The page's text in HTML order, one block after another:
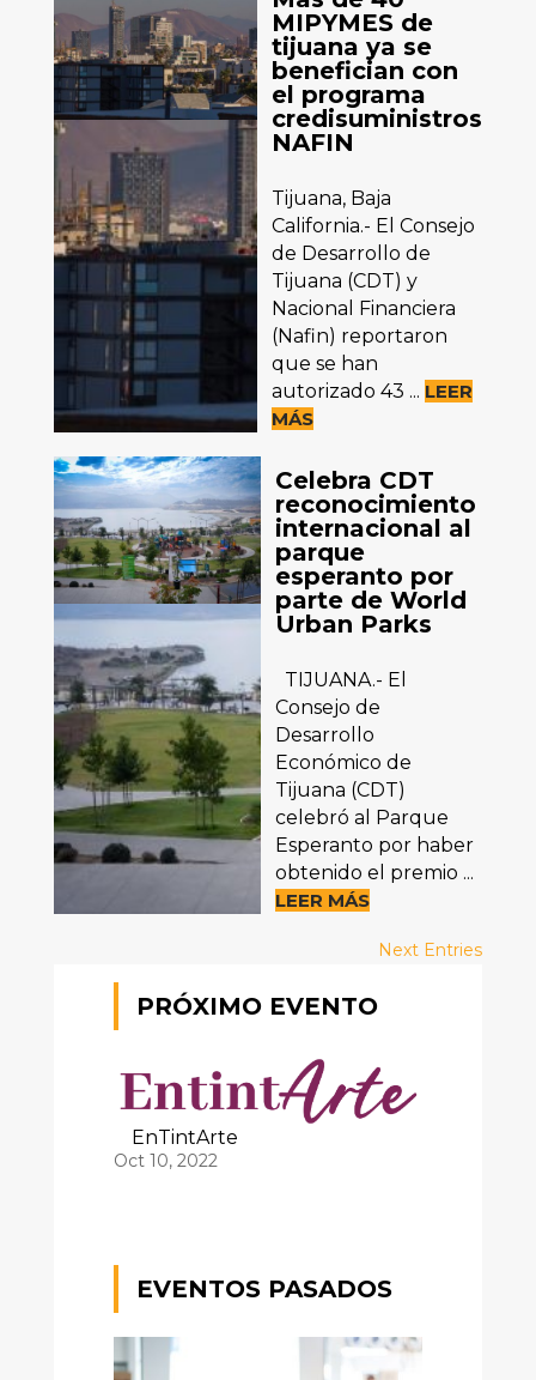
MIPYMES de
tijuana ya se
benefician con
el programa
credisuministros
NAFIN
Tijuana, Baja
California.- El Consejo
de Desarrollo de
Tijuana (CDT) y
Nacional Financiera
(Nafin) reportaron
que se han
autorizado 43 ... LEER
MÁS
Celebra CDT
reconocimiento
internacional al
parque
esperanto por
parte de World
Urban Parks
TIJUANA.- El
Consejo de
Desarrollo
Económico de
Tijuana (CDT)
celebró al Parque
Esperanto por haber
obtenido el premio ...
LEER MÁS
Next Entries
PRÓXIMO EVENTO
EnTintArte
Oct 10, 2022
EVENTOS PASADOS